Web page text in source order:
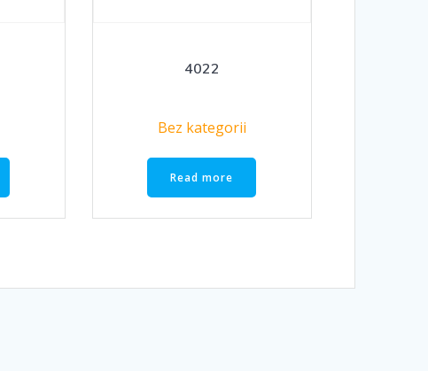
4022
Bez kategorii
Read more